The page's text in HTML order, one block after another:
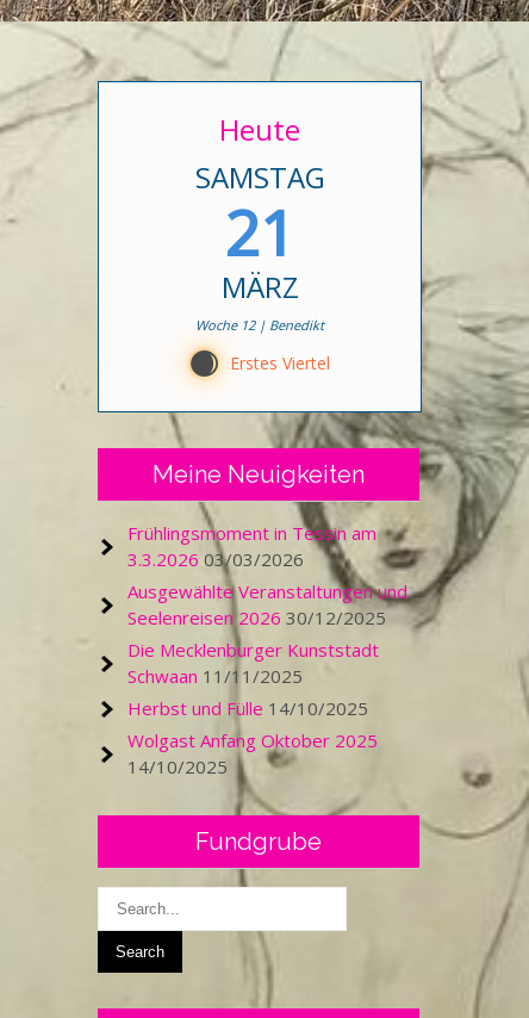
Heute
SAMSTAG
21
MÄRZ
Woche 12 | Benedikt
C Erstes Viertel
Meine Neuigkeiten
Frühlingsmoment in Tessin am
3.3.2026 03/03/2026
Ausgewählte Veranstaltungen und
Seelenreisen 2026 30/12/2025
Die Mecklenburger Kunststadt
Schwaan 11/11/2025
Herbst und Fülle 14/10/2025
Wolgast Anfang Oktober 2025
14/10/2025
Fundgrube